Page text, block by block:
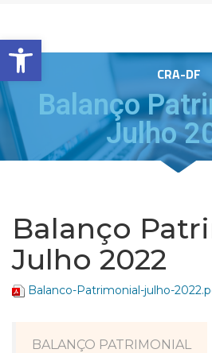
Barra de Ferramentas Aberta
CRA-DF
Balanço
Julho
Balanço
Julho 2022
Balanco-Patrimonial-julho-
BALANÇO PATRIMONIAL